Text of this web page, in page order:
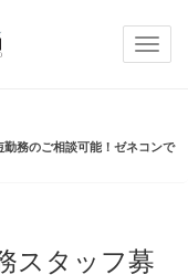
勤務のご相談可能！ゼネコンで
スタッフ募